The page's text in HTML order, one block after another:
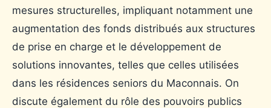
mesures structurelles, impliquant notamment une
augmentation des fonds distribués aux structures
de prise en charge et le développement de
solutions innovantes, telles que celles utilisées
dans les résidences seniors du Maconnais. On
discute également du rôle des pouvoirs publics